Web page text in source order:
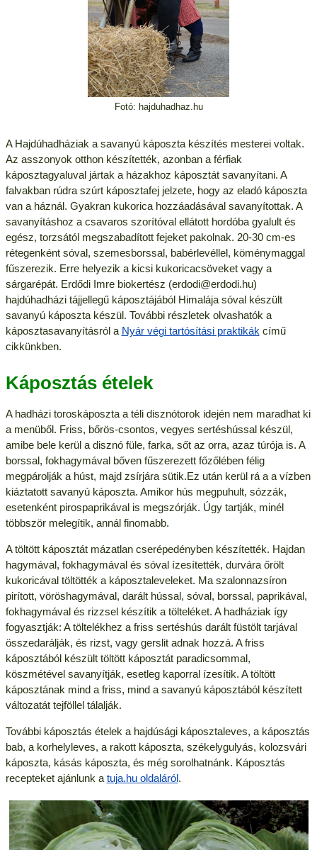
Fotó: hajduhadhaz.hu
A Hajdúhadháziak a savanyú káposzta készítés mesterei voltak.
Az asszonyok otthon készítették, azonban a férfiak
káposztagyaluval jártak a házakhoz káposztát savanyítani. A
falvakban rúdra szúrt káposztafej jelzete, hogy az eladó káposzta
van a háznál. Gyakran kukorica hozzáadásával savanyítottak. A
savanyításhoz a csavaros szorítóval ellátott hordóba gyalult és
egész, torzsától megszabadított fejeket pakolnak. 20-30 cm-es
rétegenként sóval, szemesborssal, babérlevéllel, köménymaggal
fűszerezik. Erre helyezik a kicsi kukoricacsöveket vagy a
sárgarépát. Erdődi Imre biokertész (erdodi@erdodi.hu)
hajdúhadházi tájjellegű káposztájából Himalája sóval készült
savanyú káposzta készül. További részletek olvashatók a
káposztasavanyításról a Nyár végi tartósítási praktikák című
cikkünkben.
Káposztás ételek
A hadházi toroskáposzta a téli disznótorok idején nem maradhat ki
a menüből. Friss, bőrös-csontos, vegyes sertéshússal készül,
amibe bele kerül a disznó füle, farka, sőt az orra, azaz túrója is. A
borssal, fokhagymával bőven fűszerezett főzőlében félig
megpárolják a húst, majd zsírjára sütik.Ez után kerül rá a a vízben
kiáztatott savanyú káposzta. Amikor hús megpuhult, sózzák,
esetenként pirospaprikával is megszórják. Úgy tartják, minél
többször melegítik, annál finomabb.
A töltött káposztát mázatlan cserépedényben készítették. Hajdan
hagymával, fokhagymával és sóval ízesítették, durvára őrölt
kukoricával töltötték a káposztaleveleket. Ma szalonnazsíron
pirított, vöröshagymával, darált hússal, sóval, borssal, paprikával,
fokhagymával és rizzsel készítik a tölteléket. A hadháziak így
fogyasztják: A töltelékhez a friss sertéshús darált füstölt tarjával
összedarálják, és rizst, vagy gerslit adnak hozzá. A friss
káposztából készült töltött káposztát paradicsommal,
köszmétével savanyítják, esetleg kaporral ízesítik. A töltött
káposztának mind a friss, mind a savanyú káposztából készített
változatát tejföllel tálalják.
További káposztás ételek a hajdúsági káposztaleves, a káposztás
bab, a korhelyleves, a rakott káposzta, székelygulyás, kolozsvári
káposzta, kásás káposzta, és még sorolhatnánk. Káposztás
recepteket ajánlunk a tuja.hu oldaláról.